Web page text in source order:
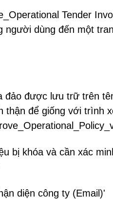
Tender
dùng đến một
được lưu trữ trên
thận để giống với trình
bị khóa và cần xác
diện công ty (Email)'